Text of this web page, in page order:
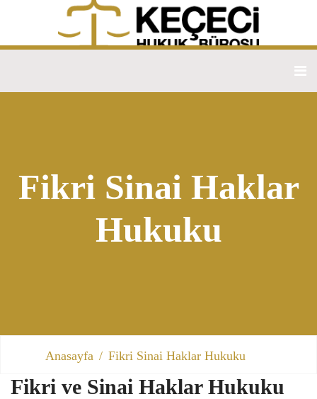
Fikri Sinai Haklar
Hukuku
Anasayfa Fikri Sinai Haklar Hukuku
Fikri ve Sinai Haklar Hukuku